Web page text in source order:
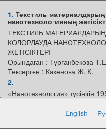
1. Текстиль
нанотехнологияның
ТЕКСТИЛЬ МАТЕРИАЛДАРЫҢ
КОЛОРЛАУДА
ЖЕТІСІКТЕРІ
Орындаған : Тұрғанбекова
Тексерген : Какенова Ж. К.
2.
«Нанотехнология» түсінігін
100 нм аралығында жүреді.
English